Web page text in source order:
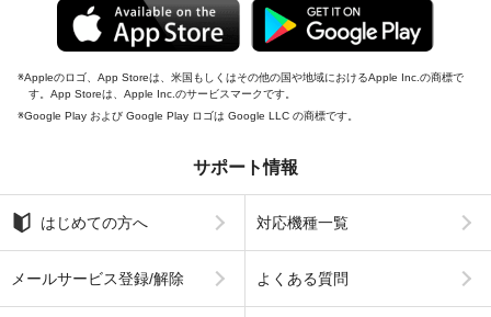
Appleのロゴ、App Storeは、米国もしくはその他の国や地域におけるApple Inc.の商標で
す。App Storeは、Apple Inc.のサービスマークです。
Google Play および Google Play ロゴは Google LLC の商標です。
サポート情報
はじめての方へ 対応機種一覧
メールサービス登録/解除 よくある質問